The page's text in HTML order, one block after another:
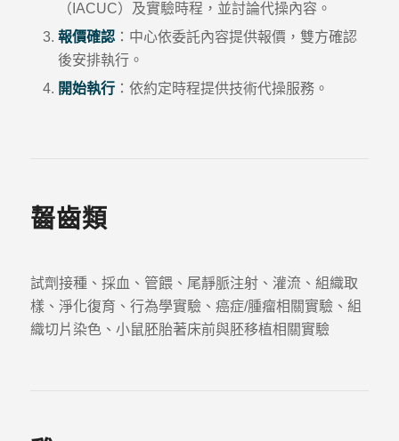
（IACUC）及實驗時程，並討論代操內容。
報價確認：中心依委託內容提供報價，雙方確認
後安排執行。
開始執行：依約定時程提供技術代操服務。
齧齒類
試劑接種、採血、管餵、尾靜脈注射、灌流、組織取
樣、淨化復育、行為學實驗、癌症/腫瘤相關實驗、組
織切片染色、小鼠胚胎著床前與胚移植相關實驗